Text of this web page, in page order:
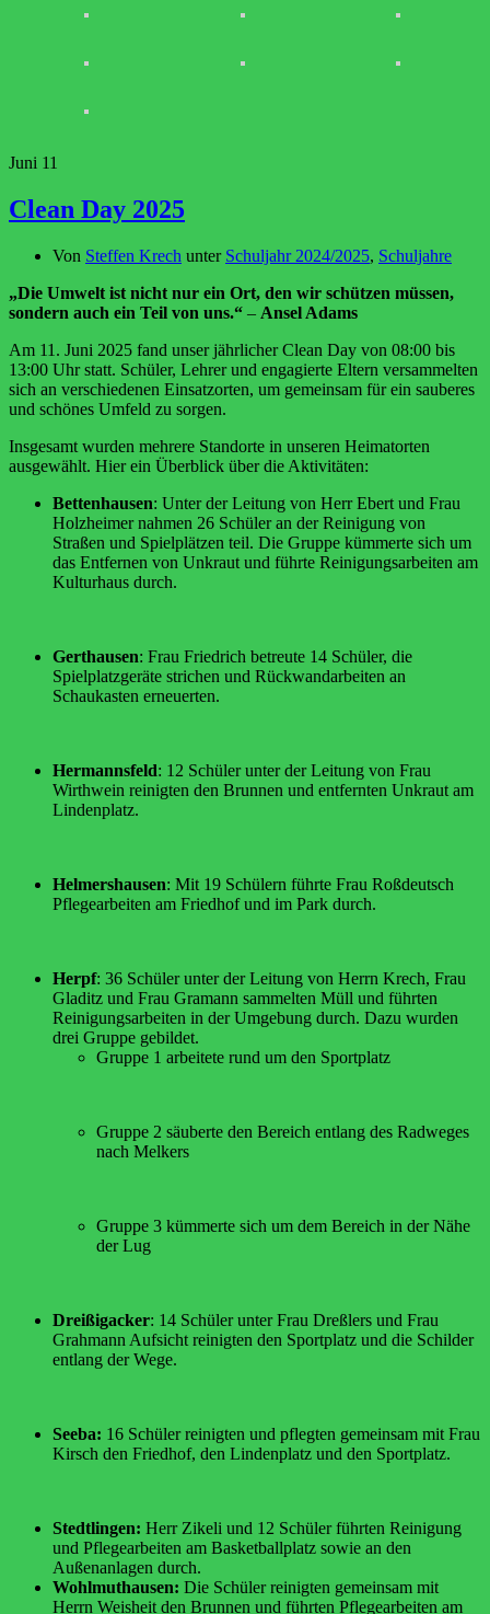
Juni 11
Clean Day 2025
Von Steffen Krech unter Schuljahr 2024/2025, Schuljahre
„Die Umwelt ist nicht nur ein Ort, den wir schützen müssen,
sondern auch ein Teil von uns.“ – Ansel Adams
Am 11. Juni 2025 fand unser jährlicher Clean Day von 08:00 bis
13:00 Uhr statt. Schüler, Lehrer und engagierte Eltern versammelten
sich an verschiedenen Einsatzorten, um gemeinsam für ein sauberes
und schönes Umfeld zu sorgen.
Insgesamt wurden mehrere Standorte in unseren Heimatorten
ausgewählt. Hier ein Überblick über die Aktivitäten:
Bettenhausen: Unter der Leitung von Herr Ebert und Frau
Holzheimer nahmen 26 Schüler an der Reinigung von
Straßen und Spielplätzen teil. Die Gruppe kümmerte sich um
das Entfernen von Unkraut und führte Reinigungsarbeiten am
Kulturhaus durch.
Gerthausen: Frau Friedrich betreute 14 Schüler, die
Spielplatzgeräte strichen und Rückwandarbeiten an
Schaukasten erneuerten.
Hermannsfeld: 12 Schüler unter der Leitung von Frau
Wirthwein reinigten den Brunnen und entfernten Unkraut am
Lindenplatz.
Helmershausen: Mit 19 Schülern führte Frau Roßdeutsch
Pflegearbeiten am Friedhof und im Park durch.
Herpf: 36 Schüler unter der Leitung von Herrn Krech, Frau
Gladitz und Frau Gramann sammelten Müll und führten
Reinigungsarbeiten in der Umgebung durch. Dazu wurden
drei Gruppe gebildet.
Gruppe 1 arbeitete rund um den Sportplatz
Gruppe 2 säuberte den Bereich entlang des Radweges
nach Melkers
Gruppe 3 kümmerte sich um dem Bereich in der Nähe
der Lug
Dreißigacker: 14 Schüler unter Frau Dreßlers und Frau
Grahmann Aufsicht reinigten den Sportplatz und die Schilder
entlang der Wege.
Seeba: 16 Schüler reinigten und pflegten gemeinsam mit Frau
Kirsch den Friedhof, den Lindenplatz und den Sportplatz.
Stedtlingen: Herr Zikeli und 12 Schüler führten Reinigung
und Pflegearbeiten am Basketballplatz sowie an den
Außenanlagen durch.
Wohlmuthausen: Die Schüler reinigten gemeinsam mit
Herrn Weisheit den Brunnen und führten Pflegearbeiten am